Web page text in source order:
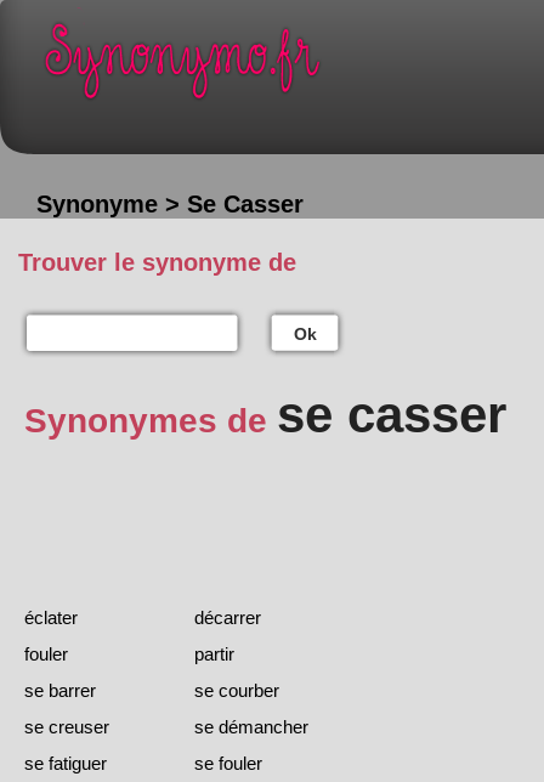
Synonyme > Se Casser
Trouver le synonyme de
Ok
Synonymes de se casser
éclater
décarrer
fouler
partir
se barrer
se courber
se creuser
se démancher
se fatiguer
se fouler